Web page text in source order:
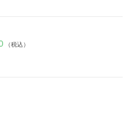
（税込）